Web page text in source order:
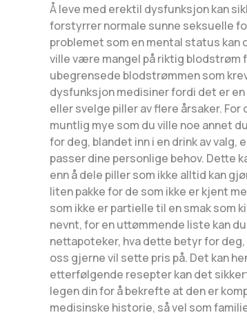
Å leve med erektil dysfunksjon kan
forstyrrer normale sunne seksuelle
problemet som en mental status kan
ville være mangel på riktig blodstrøm
ubegrensede blodstrømmen som
dysfunksjon medisiner fordi det er en
eller svelge piller av flere årsaker.
muntlig mye som du ville noe annet
for deg, blandet inn i en drink av
passer dine personlige behov. Dette
enn å dele piller som ikke alltid kan
liten pakke for de som ikke er kjent
som ikke er partielle til en smak som
nevnt, for en uttømmende liste kan
nettapoteker, hva dette betyr for
oss gjerne vil sette pris på. Det kan
etterfølgende resepter kan det
legen din for å bekrefte at den er
medisinske historie, så vel som